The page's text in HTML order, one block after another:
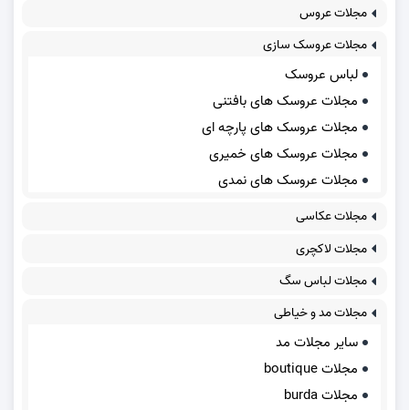
مجلات عروس
مجلات عروسک سازی
لباس عروسک
مجلات عروسک های بافتنی
مجلات عروسک های پارچه ای
مجلات عروسک های خمیری
مجلات عروسک های نمدی
مجلات عکاسی
مجلات لاکچری
مجلات لباس سگ
مجلات مد و خیاطی
سایر مجلات مد
مجلات boutique
مجلات burda